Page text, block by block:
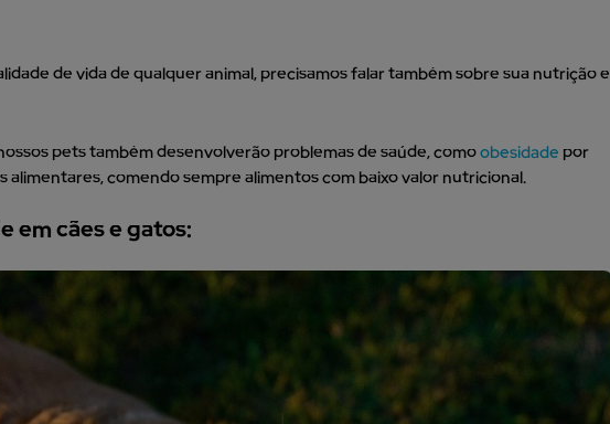
de vida de qualquer animal, precisamos falar também sobre sua nutrição e
pets também desenvolverão problemas de saúde, comoobesidade por
alimentares, comendo sempre alimentos com baixo valor nutricional.
em cães e gatos: